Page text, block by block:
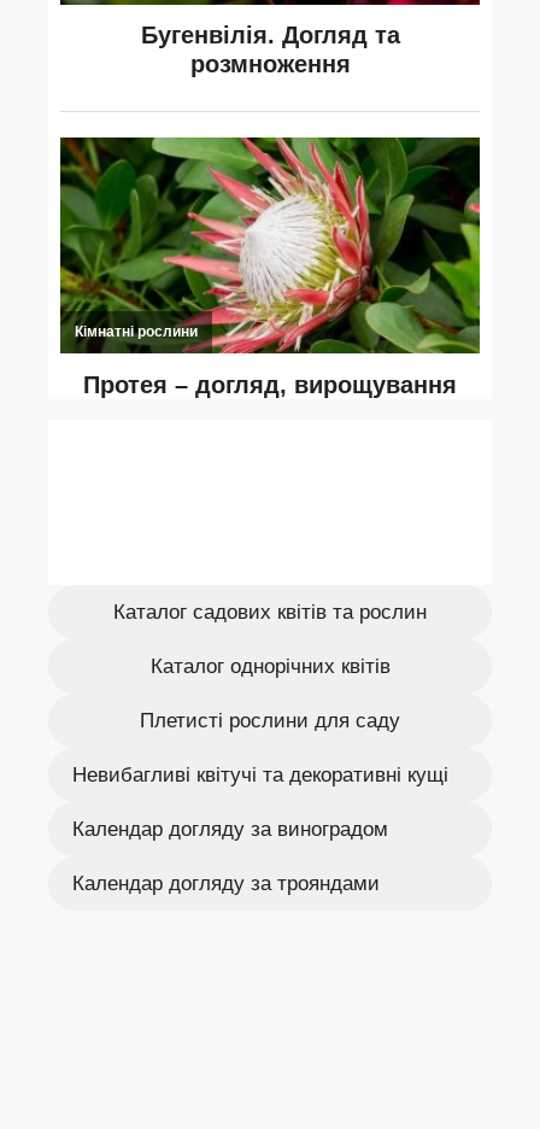
Каталог садових квітів та рослин
Каталог однорічних квітів
Плетисті рослини для саду
Невибагливі квітучі та декоративні кущі
Календар догляду за виноградом
Календар догляду за трояндами